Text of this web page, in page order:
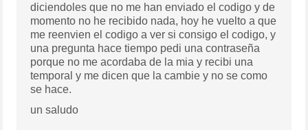
diciendoles que no me han enviado el codigo y de
momento no he recibido nada, hoy he vuelto a que
me reenvien el codigo a ver si consigo el codigo, y
una pregunta hace tiempo pedi una contraseña
porque no me acordaba de la mia y recibi una
temporal y me dicen que la cambie y no se como
se hace.
un saludo